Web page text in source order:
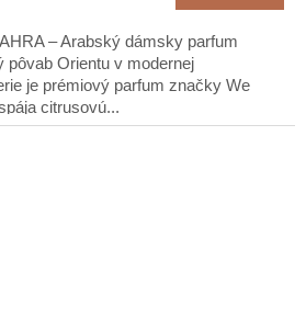
– Arabský dámsky parfum
pôvab Orientu v modernej
je prémiový parfum značky We
citrusovú...